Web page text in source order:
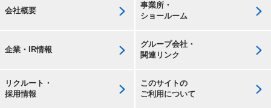
会社概要
事業所・
ショールーム
企業・IR情報
グループ会社・
関連リンク
リクルート・
採用情報
このサイトの
ご利用について